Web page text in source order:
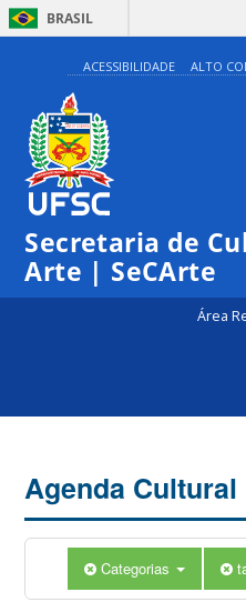
BRASIL
ACESSIBILIDADE ALTO
Secretaria de
Arte | SeCArte
Área
Agenda Cultural
Categorias